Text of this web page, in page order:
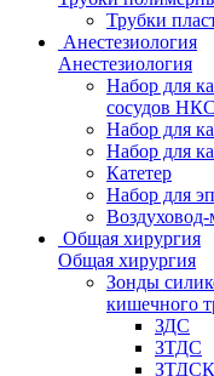
Трубки
Анестезиология
Анестезиология
Набор для
сосудов НКС
Набор для
Набор для
Катетер
Набор для
Общая хирургия
Общая хирургия
Зонды
кишечного
ЗДС
ЗТДС
ЗТДСК